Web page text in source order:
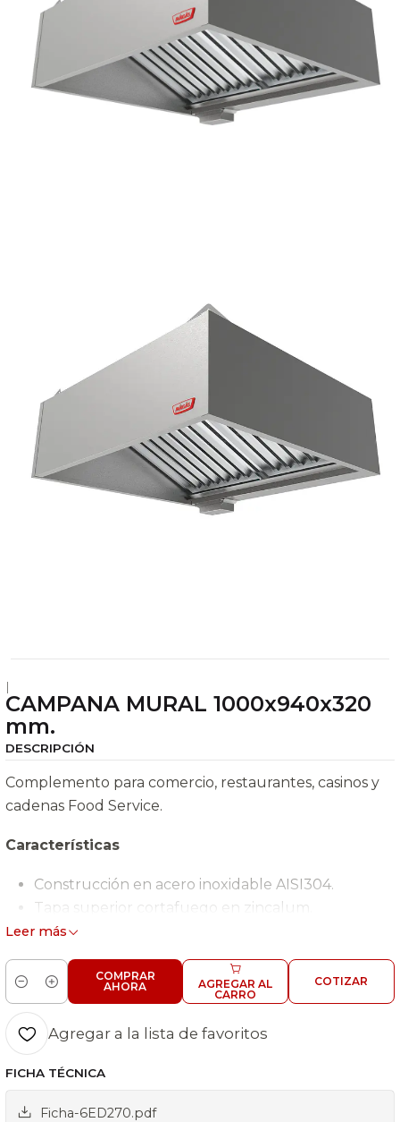
|
CAMPANA MURAL 1000x940x320
mm.
DESCRIPCIÓN
Complemento para comercio, restaurantes, casinos y
cadenas Food Service.
Características
Construcción en acero inoxidable AISI304.
Tapa superior cortafuego en zincalum.
Filtros de aluminio 50x50 cm.
Ganchos para sujeción. 2 Filtros - Peso: 29,1 Kg.
Leer más
Cantidad
AGREGAR AL
CARRO
COMPRAR
AHORA
COTIZAR
Agregar a la lista de favoritos
FICHA TÉCNICA
Ficha-6ED270.pdf